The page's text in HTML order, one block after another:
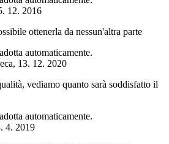
12. 2016
ottenerla da nessun'altra parte
automaticamente.
, 13. 12. 2020
vediamo quanto sarà soddisfatto il
automaticamente.
4. 2019